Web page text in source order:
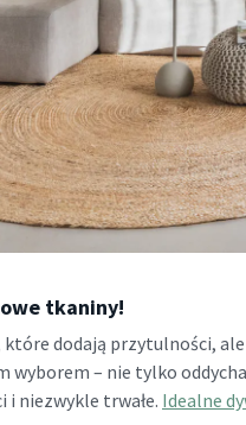
tkaniny!
które dodają przytulności,
wyborem – nie tylko
i niezwykle trwałe. Idealne